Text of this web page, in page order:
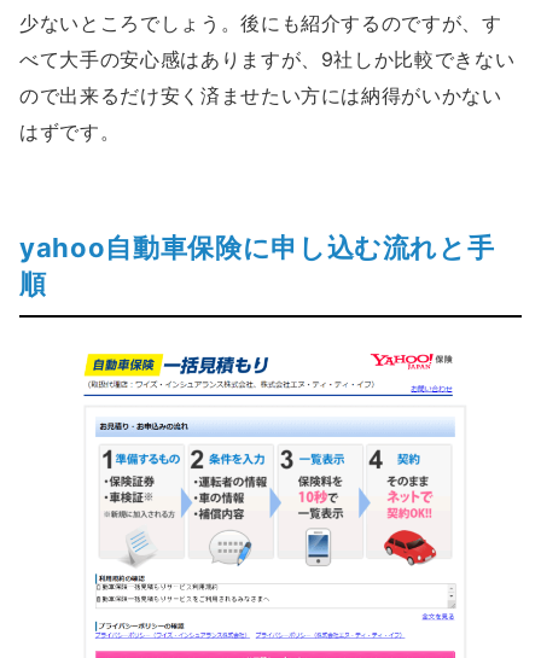
少ないところでしょう。後にも紹介するのですが、す
べて大手の安心感はありますが、9社しか比較できない
ので出来るだけ安く済ませたい方には納得がいかない
はずです。
yahoo自動車保険に申し込む流れと手
順